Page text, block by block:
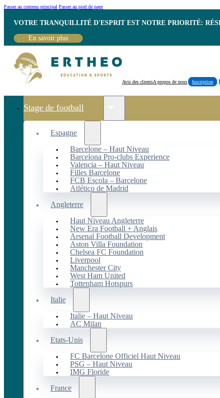
Passer au contenu principal Passer au pied de page
VOTRE TRANQUILLITÉ D'ESPRIT EST NOTRE PRIORITÉ:
En savoir plus
Avis des clientsA propos de nous Inscription
Stage de football
Espagne
Barcelone – Haut Niveau
Barcelona Pro-clubs Experience
Valencia – Haut Niveau
Filles Barcelone
FCB Escola – Barcelone
Atlético de Madrid
Angleterre
Haut Niveau Angleterre
New Era Football + Anglais
Arsenal Football Development
Aston Villa Foundation
Chelsea FC Foundation
Liverpool
Manchester City
West Ham United
Tottenham Hotspurs
Italie
Italie – Haut Niveau
AC Milan
Etats-Unis
FC Barcelone Officiel Haut Niveau
PSG – Haut Niveau
IMG Floride
France